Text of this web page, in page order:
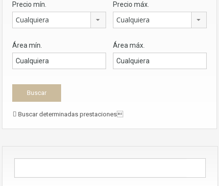
Precio mín.
Cualquiera
Precio máx.
Cualquiera
Área mín. Área máx.
Buscar determinadas prestaciones